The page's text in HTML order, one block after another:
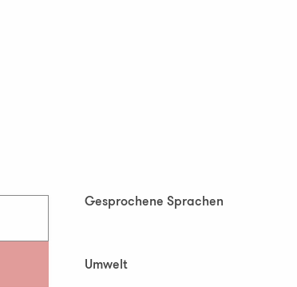
Gesprochene Sprachen
Gesprochene Sprachen
Umwelt
Umwelt